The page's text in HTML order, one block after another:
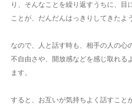
り、そんなことを繰り返すうちに、目
ことが、だんだんはっきりしてきたよ
なので、人と話す時も、相手の人の心
不自由さや、開放感などを感じ取れる
ます。
すると、お互いが気持ちよく話すこと